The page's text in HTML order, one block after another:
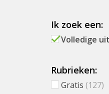
Ik zoek een:
Volledige
Rubrieken:
Gratis (127)